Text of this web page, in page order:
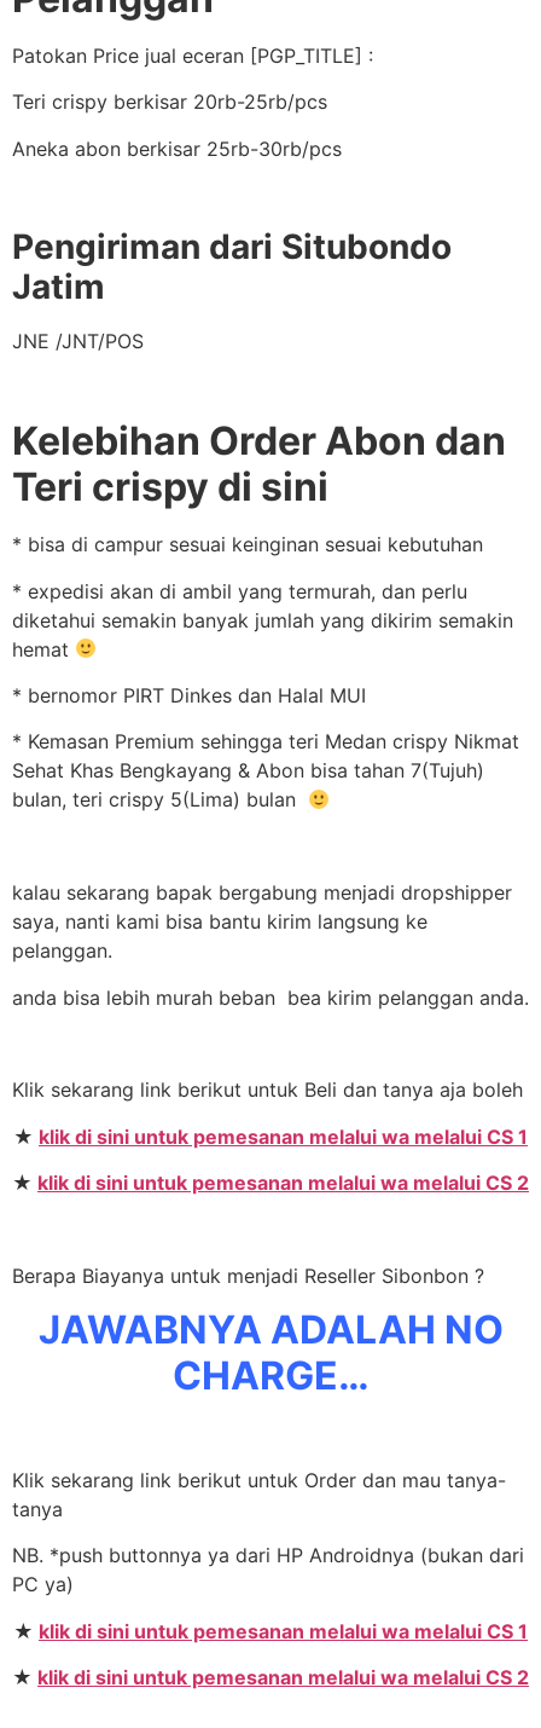
Patokan Price jual eceran [PGP_TITLE] :
Teri crispy berkisar 20rb-25rb/pcs
Aneka abon berkisar 25rb-30rb/pcs
Pengiriman dari Situbondo
Jatim
JNE /JNT/POS
Kelebihan Order Abon dan
Teri crispy di sini
* bisa di campur sesuai keinginan sesuai kebutuhan
* expedisi akan di ambil yang termurah, dan perlu
diketahui semakin banyak jumlah yang dikirim semakin
hemat
* bernomor PIRT Dinkes dan Halal MUI
* Kemasan Premium sehingga teri Medan crispy Nikmat
Sehat Khas Bengkayang & Abon bisa tahan 7(Tujuh)
bulan, teri crispy 5(Lima) bulan
kalau sekarang bapak bergabung menjadi dropshipper
saya, nanti kami bisa bantu kirim langsung ke
pelanggan.
anda bisa lebih murah beban bea kirim pelanggan anda.
Klik sekarang link berikut untuk Beli dan tanya aja boleh
★ klik di sini untuk pemesanan melalui wa melalui CS 1
★ klik di sini untuk pemesanan melalui wa melalui CS 2
Berapa Biayanya untuk menjadi Reseller Sibonbon ?
JAWABNYA ADALAH NO
CHARGE…
Klik sekarang link berikut untuk Order dan mau tanya-
tanya
NB. *push buttonnya ya dari HP Androidnya (bukan dari
PC ya)
★ klik di sini untuk pemesanan melalui wa melalui CS 1
★ klik di sini untuk pemesanan melalui wa melalui CS 2